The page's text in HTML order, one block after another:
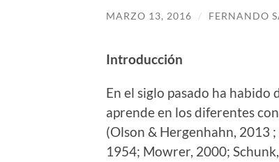
MARZO 13, 2016 / FERNANDO
Introducción
En el siglo pasado ha
aprende en los diferentes
(Olson & Hergenhahn, 2013
1954; Mowrer, 2000;